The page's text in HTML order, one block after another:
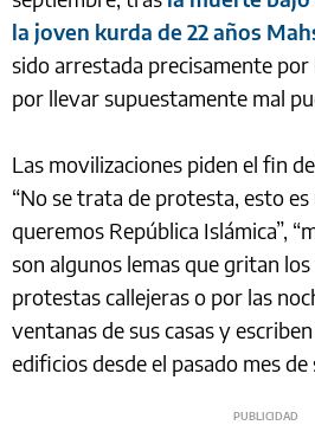
la joven kurda de 22 años
sido arrestada precisamente por
por llevar supuestamente mal
Las movilizaciones piden el fin
“No se trata de protesta, esto es
queremos República Islámica”,
son algunos lemas que gritan
protestas callejeras o por las
ventanas de sus casas y
edificios desde el pasado mes